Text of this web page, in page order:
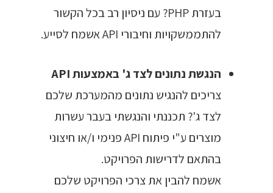
בעזרת PHP? עם ניסיון רב בכל הקשור
להתממשקויות וחיבורי API אשמח לסייע.
הנגשת נתונים לצד ג' באמצעות API
צריכים להנגיש נתונים מהמערכת שלכם
לצד ג'? תכננתי והנגשתי בעבר עשרות
מוצרים ע"י פיתוח API פנימי ו/או חיצוני
בהתאם לדרישות הפרויקט.
אשמח להבין את צרכי הפרויקט שלכם